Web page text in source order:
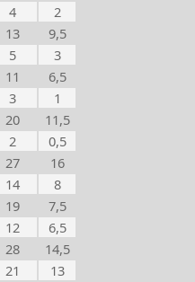
4
2
13
9,5
5
3
11
6,5
3
1
20
11,5
2
0,5
27
16
14
8
19
7,5
12
6,5
28
14,5
21
13